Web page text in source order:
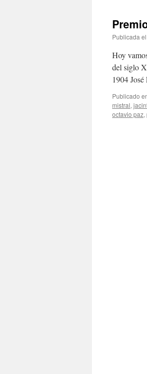
Publicada el
Hoy
del siglo
1904
Publicado
mistral,
octavio paz,